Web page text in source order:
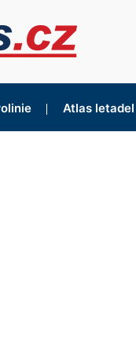
Atlas letadel